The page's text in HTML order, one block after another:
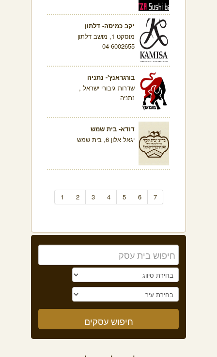
יקב כמיסה- דלתון
מוסקט 1, מושב דלתון
04-6002655
בורגראנץ'- נתניה
שדרות גיבורי ישראל ,
נתניה
דודא- בית שמש
יגאל אלון 6, בית שמש
1 2 3 4 5 6 7